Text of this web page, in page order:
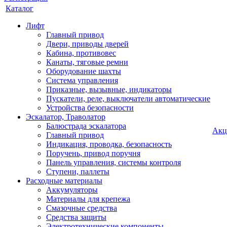
Каталог
Лифт
Главный привод
Двери, приводы дверей
Кабина, противовес
Канаты, тяговые ремни
Оборудование шахты
Система управления
Приказные, вызывные, индикаторы
Пускатели, реле, выключатели автоматические
Устройства безопасности
Эскалатор, Траволатор
Балюстрада эскалатора
Главный привод
Индикация, проводка, безопасность
Поручень, привод поручня
Панель управления, системы контроля
Ступени, паллеты
Расходные материалы
Аккумуляторы
Материалы для крепежа
Смазочные средства
Средства защиты